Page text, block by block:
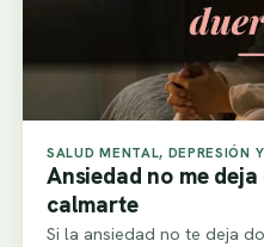
SALUD MENTAL, DEPRESIÓN
Ansiedad no me
calmarte
Si la ansiedad no te deja